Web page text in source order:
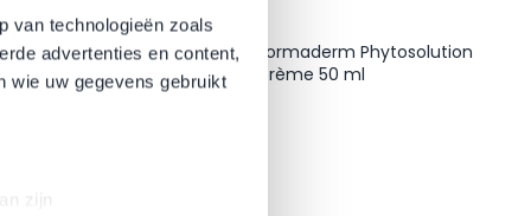
van technologieën zoals
advertenties en content,
wie uw gegevens gebruikt
zijn